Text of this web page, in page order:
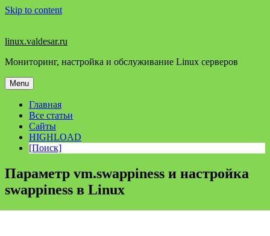
Skip to content
linux.valdesar.ru
Мониторинг, настройка и обслуживание Linux серверов
Menu
Главная
Все статьи
Сайты
HIGHLOAD
[Поиск]
Параметр vm.swappiness и настройка
swappiness в Linux